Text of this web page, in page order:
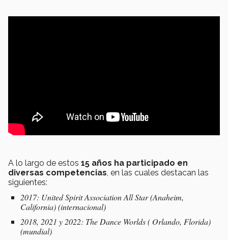
A lo largo de estos 15 años ha participado en
diversas competencias, en las cuales destacan las
siguientes:
2017: United Spirit Association All Star (Anaheim,
California) (internacional)
2018, 2021 y 2022: The Dance Worlds ( Orlando, Florida)
(mundial)